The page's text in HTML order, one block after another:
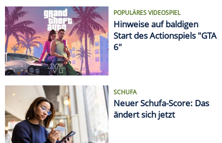
POPULÄRES VIDEOSPIEL
Hinweise auf baldigen
Start des Actionspiels "GTA
6"
SCHUFA
Neuer Schufa-Score: Das
ändert sich jetzt